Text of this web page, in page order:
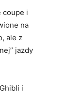
coupe i
na
ale z
jazdy
i